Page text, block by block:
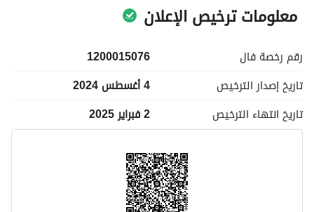
معلومات ترخيص الإعلان
رقم رخصة فال
1200015076
تاريخ إصدار الترخيص
4 أغسطس 2024
تاريخ انتهاء الترخيص 2 فبراير 2025